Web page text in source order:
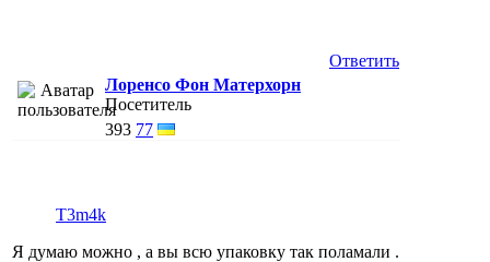
Ответить
Лоренсо Фон Матерхорн
Посетитель
393 77
T3m4k
Я думаю можно , а вы всю упаковку так поламали .